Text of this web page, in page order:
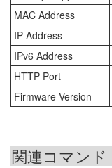
MAC Address
IP Address
IPv6 Address
HTTP Port
Firmware Version
関連コマンド